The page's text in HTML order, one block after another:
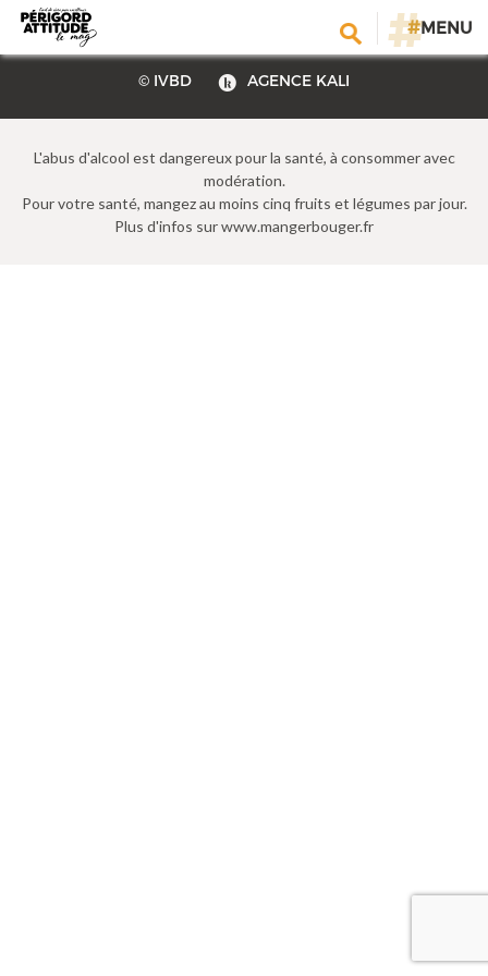
#MENU
Noix du Périgord et Pruneaux d’Agen déguisés
CONTACT
MENTIONS LÉGALES
© IVBD AGENCE KALI
L'abus d'alcool est dangereux pour la santé, à consommer avec
modération.
Pour votre santé, mangez au moins cinq fruits et légumes par jour.
Plus d'infos sur www.mangerbouger.fr